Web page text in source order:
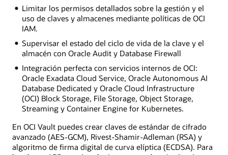
Limitar los permisos detallados sobre la gestión y el
uso de claves y almacenes mediante políticas de OCI
IAM.
Supervisar el estado del ciclo de vida de la clave y el
almacén con Oracle Audit y Database Firewall
Integración perfecta con servicios internos de OCI:
Oracle Exadata Cloud Service, Oracle Autonomous AI
Database Dedicated y Oracle Cloud Infrastructure
(OCI) Block Storage, File Storage, Object Storage,
Streaming y Container Engine for Kubernetes.
En OCI Vault puedes crear claves de estándar de cifrado
avanzado (AES-GCM), Rivest-Shamir-Adleman (RSA) y
algoritmo de firma digital de curva elíptica (ECDSA). Para